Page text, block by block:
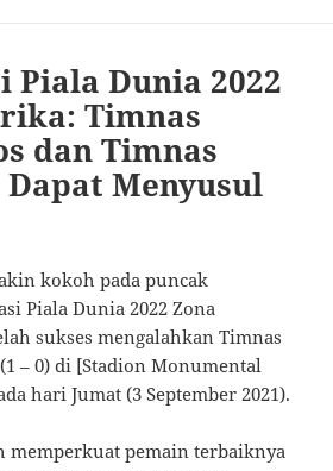
Dunia 2022
Timnas
dan Timnas
Menyusul
kokoh pada puncak
Piala Dunia 2022 Zona
sukses mengalahkan Timnas
– 0) di [Stadion Monumental
hari Jumat (3 September 2021).
memperkuat pemain terbaiknya